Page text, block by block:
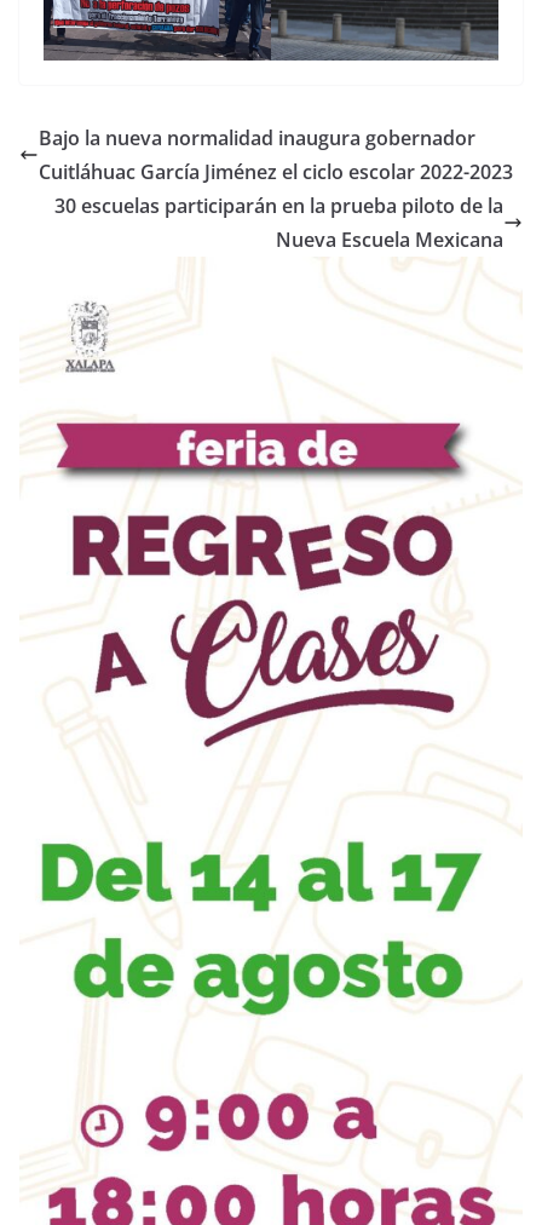
Bajo la nueva normalidad inaugura gobernador
Cuitláhuac García Jiménez el ciclo escolar 2022-2023
30 escuelas participarán en la prueba piloto de la
Nueva Escuela Mexicana